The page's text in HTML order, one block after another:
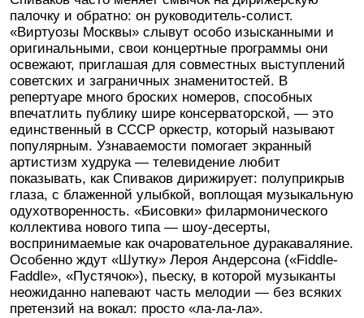
палочку и обратно: он руководитель-солист.
«Виртуозы Москвы» слывут особо изысканными и
оригинальными, свои концертные программы они
освежают, приглашая для совместных выступлений
советских и заграничных знаменитостей. В
репертуаре много броских номеров, способных
впечатлить публику шире консерваторской, — это
единственный в СССР оркестр, который называют
популярным. Узнаваемости помогает экранный
артистизм худрука — телевидение любит
показывать, как Спиваков дирижирует: полуприкрыв
глаза, с блаженной улыбкой, воплощая музыкальную
одухотворенность. «Бисовки» филармонического
коллектива нового типа — шоу-десерты,
воспринимаемые как очаровательное дуракаваляние.
Особенно ждут «Шутку» Лероя Андерсона («Fiddle-
Faddle», «Пустячок»), пьеску, в которой музыканты
неожиданно напевают часть мелодии — без всяких
претензий на вокал: просто «ла-ла-ла».